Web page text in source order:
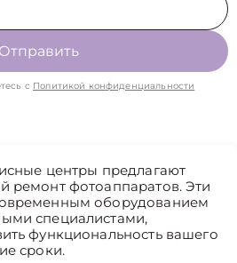
Отправить
с Политикой конфиденциальности
центры предлагают
ремонт фотоаппаратов. Эти
оборудованием
специалистами,
функциональность вашего
сроки.